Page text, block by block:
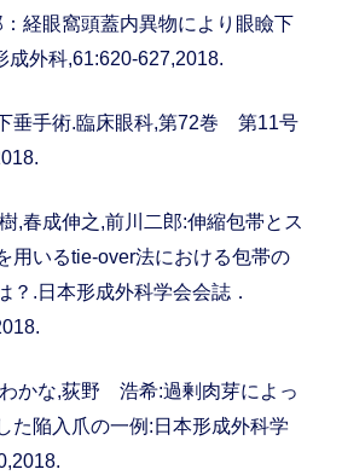
経眼窩頭蓋内異物により眼瞼下
成外科,61:620-627,2018.
垂手術.臨床眼科,第72巻 第11号
,春成伸之,前川二郎:伸縮包帯とス
用いるtie-over法における包帯の
？.日本形成外科学会会誌．
な,荻野 浩希:過剰肉芽によっ
た陥入爪の一例:日本形成外科学